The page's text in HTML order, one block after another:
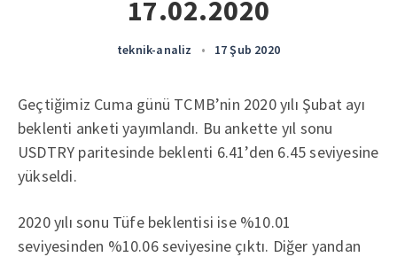
17.02.2020
teknik-analiz • 17 Şub 2020
Geçtiğimiz Cuma günü TCMB’nin 2020 yılı Şubat ayı
beklenti anketi yayımlandı. Bu ankette yıl sonu
USDTRY paritesinde beklenti 6.41’den 6.45 seviyesine
yükseldi.
2020 yılı sonu Tüfe beklentisi ise %10.01
seviyesinden %10.06 seviyesine çıktı. Diğer yandan